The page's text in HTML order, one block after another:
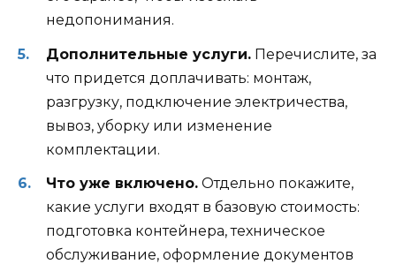
недопонимания.
Дополнительные услуги. Перечислите, за
что придется доплачивать: монтаж,
разгрузку, подключение электричества,
вывоз, уборку или изменение
комплектации.
Что уже включено. Отдельно покажите,
какие услуги входят в базовую стоимость:
подготовка контейнера, техническое
обслуживание, оформление документов